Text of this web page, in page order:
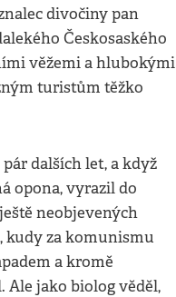
divočiny pan
Českosaského
věžemi a hlubokými
turistům těžko
dalších let, a když
opona, vyrazil do
neobjevených
kudy za komunismu
a kromě
jako biolog věděl,